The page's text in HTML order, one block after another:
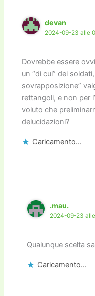
devan
2024-09-23 alle
Dovrebbe essere
un “di cui” dei
sovrapposizione”
rettangoli, e non per
voluto che
delucidazioni?
Caricamento...
.mau.
2024-09-23
Qualunque scelta
Caricamento...